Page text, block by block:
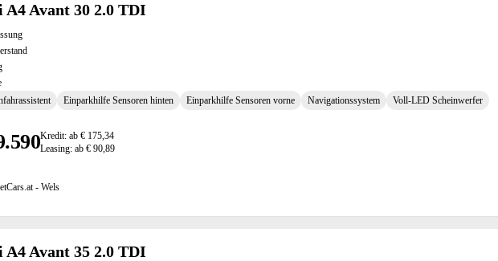
A4 Avant 30 2.0 TDI
Einparkhilfe Sensoren hinten Einparkhilfe Sensoren vorne Navigationssystem Voll-LED Scheinwerfer
Kredit: ab € 175,34
Leasing: ab € 90,89
- Wels
A4 Avant 35 2.0 TDI